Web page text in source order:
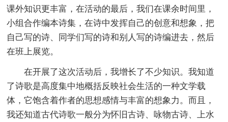
课外知识更丰富，在活动的最后，我们在课余时间里，
小组合作编本诗集，在诗中发挥自己的创意和想象，把
自己写的诗、同学们写的诗和别人写的诗编进去，然后
在班上展览。
在开展了这次活动后，我增长了不少知识。我知道
了诗歌是高度集中地概括反映社会生活的一种文学载
体，它饱含着作者的思想感情与丰富的想象力。而且，
我还知道古代诗歌一般分为怀旧古诗、咏物古诗、上水